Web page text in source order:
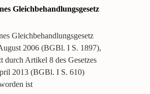
Gleichbehandlungsgesetz
Gleichbehandlungsgesetz
2006 (BGBl. I S. 1897),
durch Artikel 8 des Gesetzes
2013 (BGBl. I S. 610)
ist